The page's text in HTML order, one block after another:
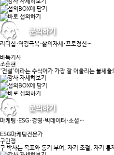
리더십·역경극복·삶의자세·프로정신…
바둑기사
조훈현
‘전설’이라는 수식어가 가장 잘 어울리는 불세
마케팅·ESG·경영·빅데이터·소셜…
ESG마케팅전문가
구민정
구 박사는 목표와 동기 부여, 자기 조절, 자기